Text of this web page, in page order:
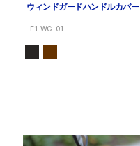
ウィンドガードハンドルカバー
F1-WG-01